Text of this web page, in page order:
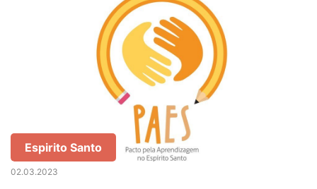
Espirito Santo
02.03.2023